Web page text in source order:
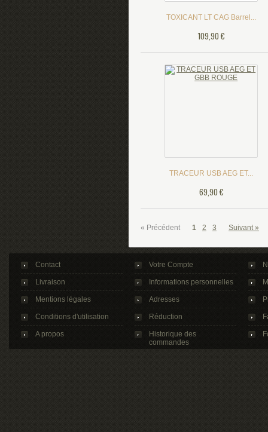
TOXICANT LT CAG Barrel...
109,90 €
TRACEUR USB AEG ET...
69,90 €
« Précédent 1 2 3 Suivant »
Contact
Livraison
Mentions légales
Conditions d'utilisation
A propos
Votre Compte
Informations personnelles
Adresses
Réduction
Historique des
commandes